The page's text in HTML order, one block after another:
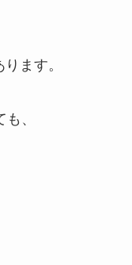
ます。
、